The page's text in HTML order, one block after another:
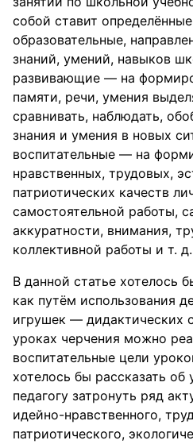
собой ставит
образовательные,
знаний, умений, навыков
развивающие — на
памяти, речи, умения
сравнивать, наблюдать,
знания и умения в новых
воспитательные — на
нравственных, трудовых,
патриотических качеств
самостоятельной работы,
аккуратности, внимания,
коллективной работы и т.
В данной статье хотелось
как путём использования
игрушек — дидактических
уроках черчения можно
воспитательные цели
хотелось бы рассказать
педагогу затронуть ряд
идейно-нравственного,
патриотического,